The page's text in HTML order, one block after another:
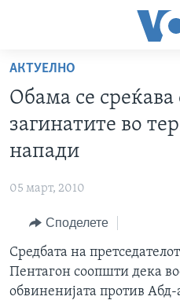
пристапност
Премини
на
главната
содржина
до
навигација
Пребарувај
ДОМА
СВЕТ
ЕКОНОМИЈА
ПОЛИТИКА
АРХИВИРАНА ПРОГРАМА
NEWSFLASH - АРХИВА
ВЕСТИ ОД САД ВО МИНУТА
ИЗБОРИ ВО САД 2020 -
ЗА НАС
Learning English
АКТУЕЛНО
Обама се среќава
загинатите во
напади
05 март, 2010
Споделете
Средбата на
Пентагон соопшти дека
обвиненијата против